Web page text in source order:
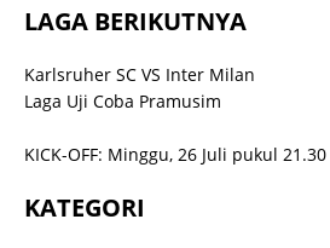
LAGA BERIKUTNYA
Karlsruher SC VS Inter Milan
Laga Uji Coba Pramusim
KICK-OFF: Minggu, 26 Juli pukul 21.30
KATEGORI